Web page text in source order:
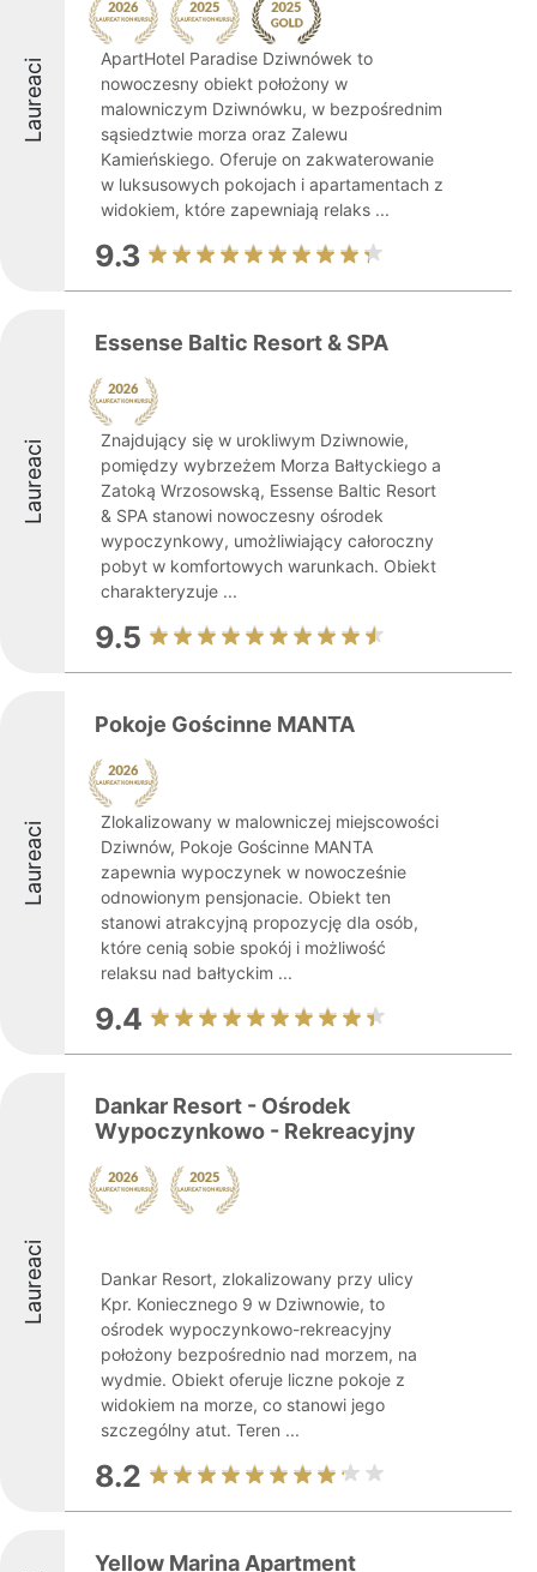
Laureaci
ApartHotel Paradise Dziwnówek to
nowoczesny obiekt położony w
malowniczym Dziwnówku, w bezpośrednim
sąsiedztwie morza oraz Zalewu
Kamieńskiego. Oferuje on zakwaterowanie
w luksusowych pokojach i apartamentach z
widokiem, które zapewniają relaks ...
9.3
Laureaci
Essense Baltic Resort & SPA
Znajdujący się w urokliwym Dziwnowie,
pomiędzy wybrzeżem Morza Bałtyckiego a
Zatoką Wrzosowską, Essense Baltic Resort
& SPA stanowi nowoczesny ośrodek
wypoczynkowy, umożliwiający całoroczny
pobyt w komfortowych warunkach. Obiekt
charakteryzuje ...
9.5
Laureaci
Pokoje Gościnne MANTA
Zlokalizowany w malowniczej miejscowości
Dziwnów, Pokoje Gościnne MANTA
zapewnia wypoczynek w nowocześnie
odnowionym pensjonacie. Obiekt ten
stanowi atrakcyjną propozycję dla osób,
które cenią sobie spokój i możliwość
relaksu nad bałtyckim ...
9.4
Laureaci
Dankar Resort - Ośrodek
Wypoczynkowo - Rekreacyjny
Dankar Resort, zlokalizowany przy ulicy
Kpr. Koniecznego 9 w Dziwnowie, to
ośrodek wypoczynkowo-rekreacyjny
położony bezpośrednio nad morzem, na
wydmie. Obiekt oferuje liczne pokoje z
widokiem na morze, co stanowi jego
szczególny atut. Teren ...
8.2
Yellow Marina Apartment